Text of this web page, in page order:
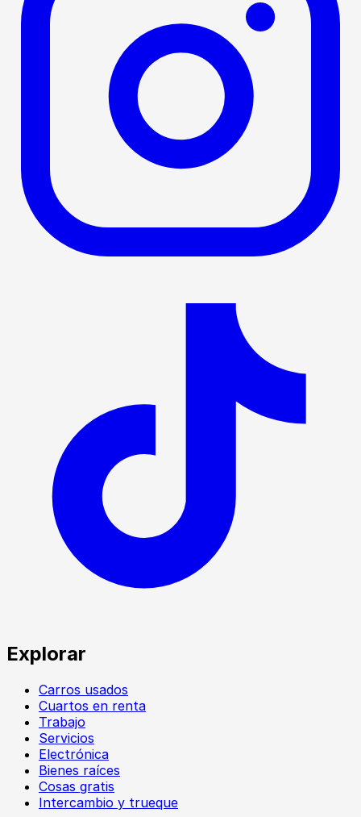
Explorar
Carros usados
Cuartos en renta
Trabajo
Servicios
Electrónica
Bienes raíces
Cosas gratis
Intercambio y trueque